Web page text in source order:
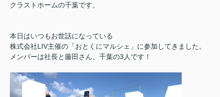
クラストホームの千葉です。
本日はいつもお世話になっている
株式会社LIV主催の「おとくにマルシェ」に参加してきました。
メンバーは社長と藤田さん、千葉の3人です！